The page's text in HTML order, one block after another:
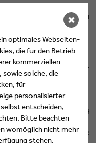
willkommen zu heißen.
Design bei ProSiebenSat.1
hohes Ansehen für
innovative Arbeit. Über
dieses Teams zu sein.“
und hat sich
ausgezeichnet und
"Mais". Als Managing
Karriere im
setzt seine umfassende
optimales Webseiten-
die für den Betrieb
kommerziellen
solche, die
für
personalisierter
entscheiden,
Bitte beachten
womöglich nicht mehr
stehen.
✖